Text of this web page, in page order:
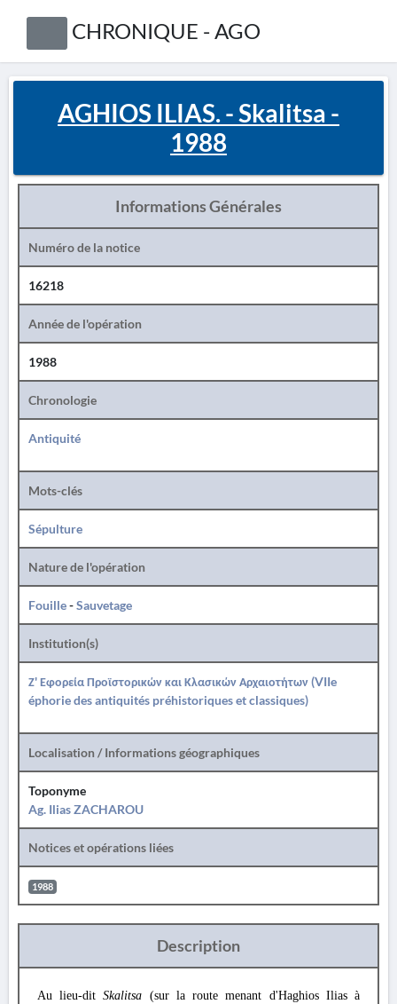
CHRONIQUE - AGO
AGHIOS ILIAS. - Skalitsa -
1988
Informations Générales
Numéro de la notice
16218
Année de l'opération
1988
Chronologie
Antiquité
Mots-clés
Sépulture
Nature de l'opération
Fouille-Sauvetage
Institution(s)
Ζ' Εφορεία Προϊστορικών και Κλασικών Αρχαιοτήτων (VIIe
éphorie des antiquités préhistoriques et classiques)
Localisation / Informations géographiques
Toponyme
Ag. Ilias ZACHAROU
Notices et opérations liées
1988
Description
Au lieu-ditSkalitsa (sur la route menant d'Haghios Ilias à